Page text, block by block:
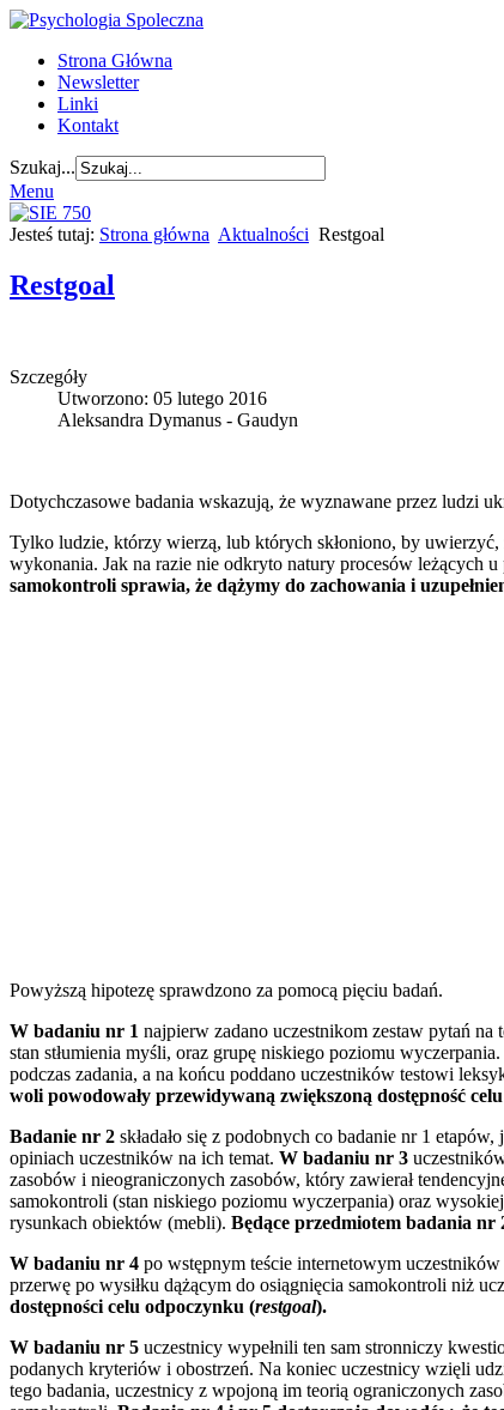
Strona Główna
Newsletter
Linki
Kontakt
Szukaj...
Menu
Jesteś tutaj: Strona główna Aktualności Restgoal
Restgoal
Szczegóły
Utworzono: 05 lutego 2016
Aleksandra Dymanus - Gaudyn
Dotychczasowe badania wskazują, że wyznawane przez ludzi
Tylko ludzie, którzy wierzą, lub których skłoniono, by
wykonania. Jak na razie nie odkryto natury procesów leżących
samokontroli sprawia, że dążymy do zachowania i
Powyższą hipotezę sprawdzono za pomocą pięciu badań.
W badaniu nr 1 najpierw zadano uczestnikom zestaw pytań
stan stłumienia myśli, oraz grupę niskiego poziomu
podczas zadania, a na końcu poddano uczestników testowi
woli powodowały przewidywaną zwiększoną dostępność
Badanie nr 2 składało się z podobnych co badanie nr 1
opiniach uczestników na ich temat. W badaniu nr 3
zasobów i nieograniczonych zasobów, który zawierał
samokontroli (stan niskiego poziomu wyczerpania) oraz
rysunkach obiektów (mebli). Będące przedmiotem badania
W badaniu nr 4 po wstępnym teście internetowym
przerwę po wysiłku dążącym do osiągnięcia samokontroli niż
dostępności celu odpoczynku (restgoal).
W badaniu nr 5 uczestnicy wypełnili ten sam stronniczy
podanych kryteriów i obostrzeń. Na koniec uczestnicy wzięli
tego badania, uczestnicy z wpojoną im teorią ograniczonych